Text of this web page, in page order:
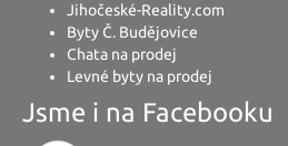
Jihočeské-Reality.com
Byty Č. Budějovice
Chata na prodej
Levné byty na prodej
Jsme i na Facebooku